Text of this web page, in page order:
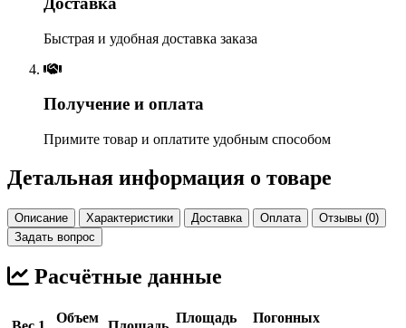
Быстрая и удобная доставка заказа
Получение и оплата
Примите товар и оплатите удобным способом
Детальная информация о товаре
Описание Характеристики Доставка Оплата
Отзывы (0)
Задать вопрос
Расчётные данные
Объем
Площадь
Погонных